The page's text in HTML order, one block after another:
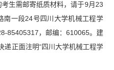
生需邮寄纸质材料，请于9月23
南一段24号四川大学机械工程学
85405317，邮编：610065。建
递正面注明“四川大学机械工程学